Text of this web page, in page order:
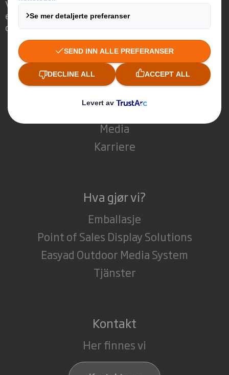
Vi skiller oss ut ved å se muligheten for at
emballasje kan spille en viktig rolle i vår
omverden.
Hvem er vi?
Bærekraft
Media
Karriere
Hva gjør vi?
Emballasje
Point of Sales Display Solutions
Easyad Outdoor Media System
Tjänster
Kontakt
Her finnes vi